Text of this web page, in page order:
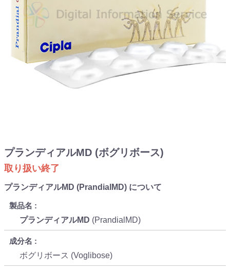
プランディアルMD (ボグリボース)
取り扱い終了
プランディアルMD (PrandialMD) について
製品名
プランディアルMD (PrandialMD)
成分名
ボグリボース (Voglibose)